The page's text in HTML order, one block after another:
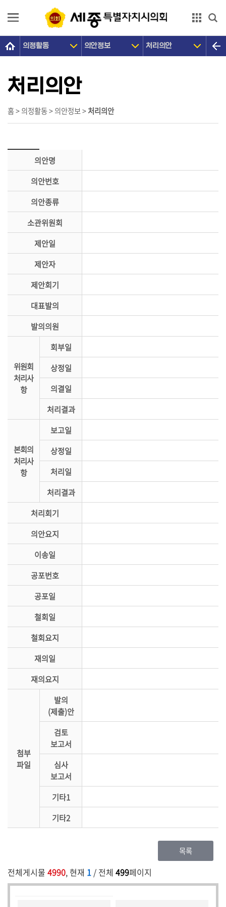
의
개
의
원
장
의
활
시
참
소
마
회
동
보
용
의정활동 의안정보 처리의안
홈 > 의정활동 > 의안정보 >처리의안
처리의안
의안명
의안번호
의안종류
소관위원회
제안일
제안자
제안회기
대표발의
발의의원
위원회
처리사
항
회부일
상정일
의결일
처리결과
본회의
처리사
항
보고일
상정일
처리일
처리결과
처리회기
의안요지
이송일
공포번호
공포일
철회일
철회요지
재의일
재의요지
첨부
파일
발의
(제출)안
검토
보고서
심사
보고서
기타1
기타2
목록
전체게시물 4990, 현재 1 / 전체 499페이지